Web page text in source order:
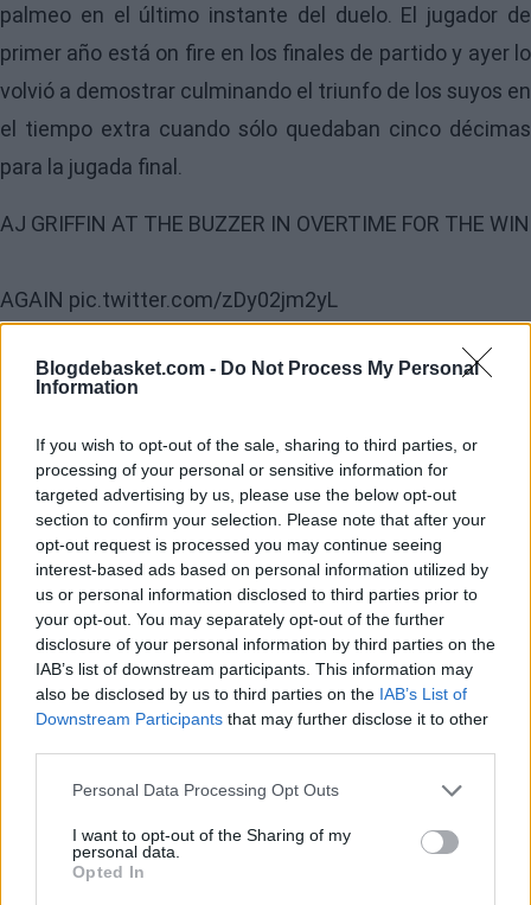
Blogdebasket.com - Do Not Process My Personal
Information
If you wish to opt-out of the sale, sharing to third parties, or
processing of your personal or sensitive information for
targeted advertising by us, please use the below opt-out
section to confirm your selection. Please note that after your
opt-out request is processed you may continue seeing
interest-based ads based on personal information utilized by
us or personal information disclosed to third parties prior to
your opt-out. You may separately opt-out of the further
disclosure of your personal information by third parties on the
IAB’s list of downstream participants. This information may
also be disclosed by us to third parties on the IAB’s List of
Downstream Participants that may further disclose it to other
Personal Data Processing Opt Outs
I want to opt-out of the Sharing of my
personal data.
Opted In
palmeo en el último instante del duelo. El jugador de
primer año está on fire en los finales de partido y ayer lo
volvió a demostrar culminando el triunfo de los suyos en
el tiempo extra cuando sólo quedaban cinco décimas
para la jugada final.
AJ GRIFFIN AT THE BUZZER IN OVERTIME FOR THE WIN
AGAIN pic.twitter.com/zDy02jm2yL
— Atlanta Hawks (@ATLHawks)December 12, 2022